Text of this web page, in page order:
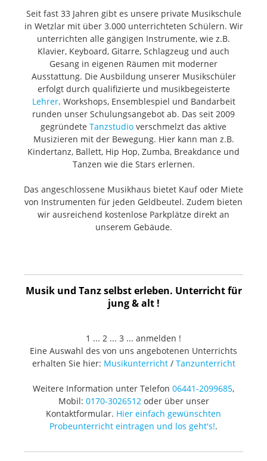
Seit fast 33 Jahren gibt es unsere private Musikschule
in Wetzlar mit über 3.000 unterrichteten Schülern. Wir
unterrichten alle gängigen Instrumente, wie z.B.
Klavier, Keyboard, Gitarre, Schlagzeug und auch
Gesang in eigenen Räumen mit moderner
Ausstattung. Die Ausbildung unserer Musikschüler
erfolgt durch qualifizierte und musikbegeisterte
Lehrer. Workshops, Ensemblespiel und Bandarbeit
runden unser Schulungsangebot ab. Das seit 2009
gegründete Tanzstudio verschmelzt das aktive
Musizieren mit der Bewegung. Hier kann man z.B.
Kindertanz, Ballett, Hip Hop, Zumba, Breakdance und
Tanzen wie die Stars erlernen.
Das angeschlossene Musikhaus bietet Kauf oder Miete
von Instrumenten für jeden Geldbeutel. Zudem bieten
wir ausreichend kostenlose Parkplätze direkt an
unserem Gebäude.
Musik und Tanz selbst erleben. Unterricht für
jung & alt !
1 ... 2 ... 3 ... anmelden !
Eine Auswahl des von uns angebotenen Unterrichts
erhalten Sie hier: Musikunterricht/ Tanzunterricht
Weitere Information unter Telefon 06441-2099685,
Mobil: 0170-3026512oder über unser
Kontaktformular. Hier einfach gewünschten
Probeunterricht eintragen und los geht's!.